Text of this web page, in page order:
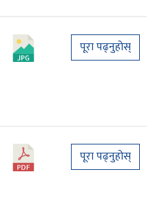
पूरा पढ्नुहोस्
पूरा पढ्नुहोस्